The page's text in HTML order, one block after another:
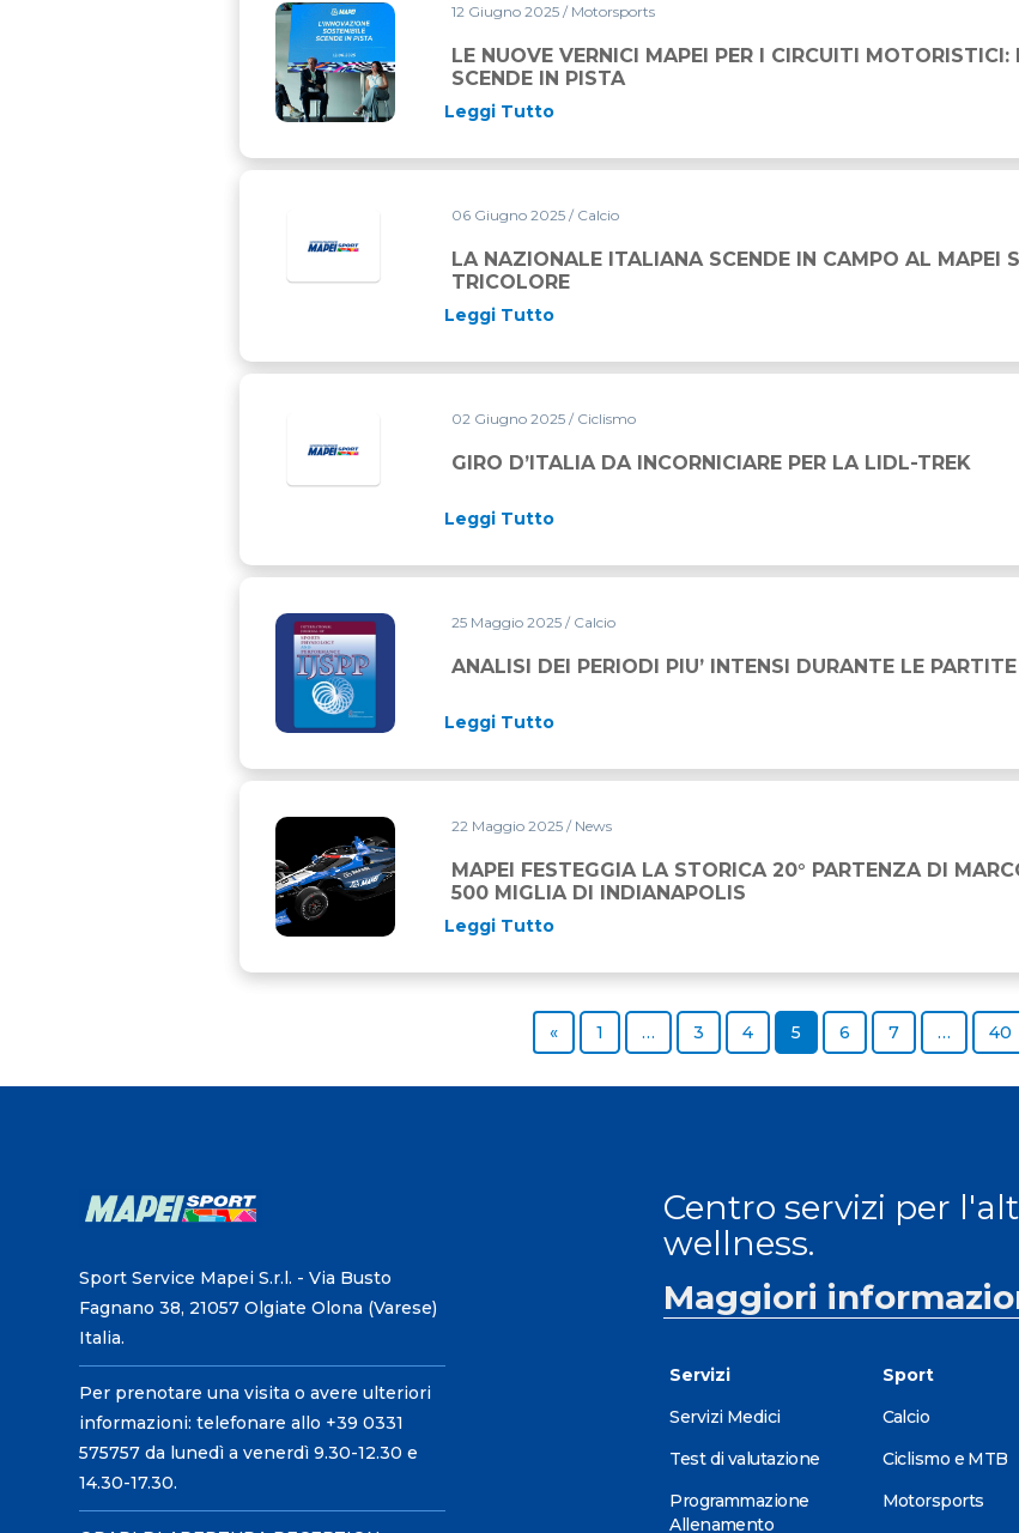
LE NUOVE VERNICI MAPEI PER I CIRCUITI MOTORISTICI: LA SOSTENIBILITA’
12 Giugno 2025 / Motorsports
LE NUOVE VERNICI MAPEI PER I CIRCUITI MOTORISTICI:
SCENDE IN PISTA
Leggi Tutto
06 Giugno 2025 / Calcio
LA NAZIONALE ITALIANA SCENDE IN CAMPO AL MAPEI
TRICOLORE
Leggi Tutto
02 Giugno 2025 / Ciclismo
GIRO D’ITALIA DA INCORNICIARE PER LA LIDL-TREK
Leggi Tutto
ANALISI DEI PERIODI PIU’ INTENSI DURANTE LE PARTITE DI CALCIO
25 Maggio 2025 / Calcio
ANALISI DEI PERIODI PIU’ INTENSI DURANTE LE
Leggi Tutto
MAPEI FESTEGGIA LA STORICA 20° PARTENZA DI MARCO ANDRETTI ALLA 500
22 Maggio 2025 / News
MAPEI FESTEGGIA LA STORICA 20° PARTENZA DI
500 MIGLIA DI INDIANAPOLIS
Leggi Tutto
«Previous page
Page
1 … Page
3 Page
4 Page
5 Page
6 Page
7 … 40
Sport Service Mapei S.r.l. - Via Busto
Fagnano 38, 21057 Olgiate Olona (Varese)
Italia.
Per prenotare una visita o avere ulteriori
informazioni: telefonare allo +39 0331
575757 da lunedì a venerdì 9.30-12.30 e
14.30-17.30.
Centro servizi per
wellness.
Maggiori
Servizi
Servizi Medici
Test di valutazione
Programmazione
Allenamento
Sport
Calcio
Ciclismo e MTB
Motorsports